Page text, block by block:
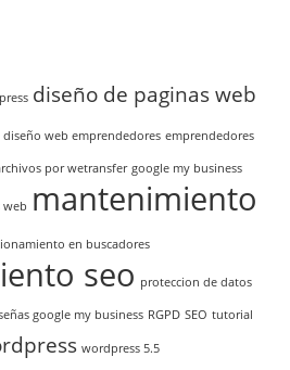
diseño de paginas web
diseño web emprendedores emprendedores
por wetransfer google my business
web mantenimiento
en buscadores
seo proteccion de datos
google my business RGPD SEO tutorial
wordpress 5.5